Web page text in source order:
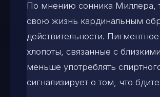
По мнению сонника Миллера,
свою жизнь кардинальным
действительности.
хлопоты, связанные с
меньше употреблять
сигнализирует о том, что